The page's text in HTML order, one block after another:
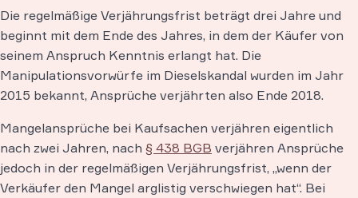
Die regelmäßige Verjährungsfrist beträgt drei Jahre und
beginnt mit dem Ende des Jahres, in dem der Käufer von
seinem Anspruch Kenntnis erlangt hat. Die
Manipulationsvorwürfe im Dieselskandal wurden im Jahr
2015 bekannt, Ansprüche verjährten also Ende 2018.
Mangelansprüche bei Kaufsachen verjähren eigentlich
nach zwei Jahren, nach § 438 BGB verjähren Ansprüche
jedoch in der regelmäßigen Verjährungsfrist, „wenn der
Verkäufer den Mangel arglistig verschwiegen hat“. Bei